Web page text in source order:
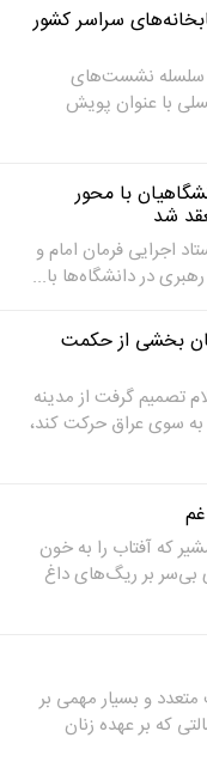
سراسر کشور
سلسله نشست‌های
با عنوان پویش
با محور
شد
اجرایی فرمان امام و
در دانشگاه‌ها با...
بخشی از حکمت
تصمیم گرفت از مدینه
سوی عراق حرکت کند،
که آفتاب را به خون
بی‌سر بر ریگ‌های داغ
متعدد و بسیار مهمی بر
که بر عهده زنان